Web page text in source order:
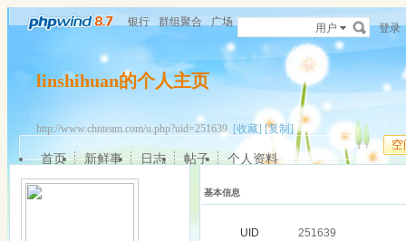
银行 群组聚合 广场 用户 登录
linshihuan的个人主页
http://www.chnteam.com/u.php?uid=251639 [收藏] [复制]
空
首页 新鲜事 日志 帖子 个人资料
基本信息
UID
251639